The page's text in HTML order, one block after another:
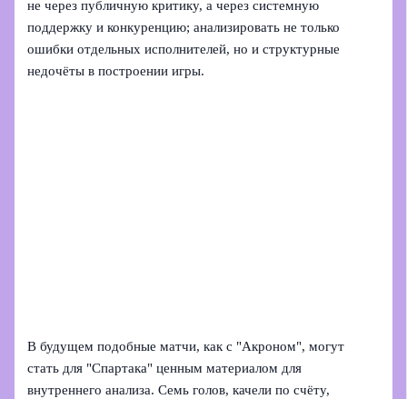
не через публичную критику, а через системную
поддержку и конкуренцию; анализировать не только
ошибки отдельных исполнителей, но и структурные
недочёты в построении игры.
В будущем подобные матчи, как с "Акроном", могут
стать для "Спартака" ценным материалом для
внутреннего анализа. Семь голов, качели по счёту,